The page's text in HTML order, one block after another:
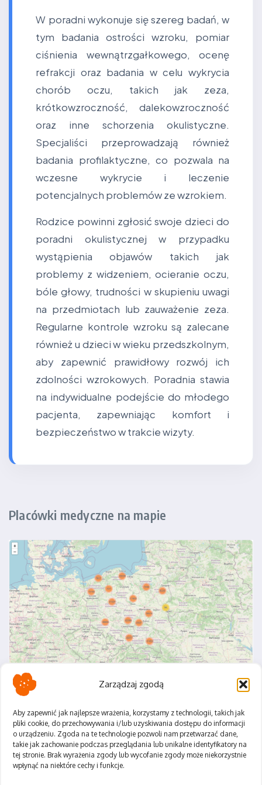
Zarządzaj zgodą
Aby zapewnić jak najlepsze wrażenia, korzystamy z technologii, takich jak
pliki cookie, do przechowywania i/lub uzyskiwania dostępu do informacji
o urządzeniu. Zgoda na te technologie pozwoli nam przetwarzać dane,
takie jak zachowanie podczas przeglądania lub unikalne identyfikatory na
tej stronie. Brak wyrażenia zgody lub wycofanie zgody może niekorzystnie
wpłynąć na niektóre cechy i funkcje.
W poradni wykonuje się szereg badań, w
tym badania ostrości wzroku, pomiar
ciśnienia wewnątrzgałkowego, ocenę
refrakcji oraz badania w celu wykrycia
chorób oczu, takich jak zeza,
krótkowzroczność, dalekowzroczność
oraz inne schorzenia okulistyczne.
Specjaliści przeprowadzają również
badania profilaktyczne, co pozwala na
wczesne wykrycie i leczenie
potencjalnych problemów ze wzrokiem.
Rodzice powinni zgłosić swoje dzieci do
poradni okulistycznej w przypadku
wystąpienia objawów takich jak
problemy z widzeniem, ocieranie oczu,
bóle głowy, trudności w skupieniu uwagi
na przedmiotach lub zauważenie zeza.
Regularne kontrole wzroku są zalecane
również u dzieci w wieku przedszkolnym,
aby zapewnić prawidłowy rozwój ich
zdolności wzrokowych. Poradnia stawia
na indywidualne podejście do młodego
pacjenta, zapewniając komfort i
bezpieczeństwo w trakcie wizyty.
Placówki medyczne na mapie
Polityka Prywatności
Regulamin